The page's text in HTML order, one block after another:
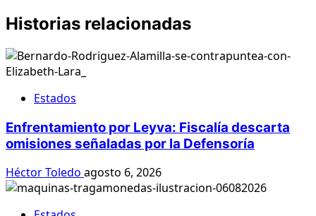
Historias relacionadas
Estados
Enfrentamiento por Leyva: Fiscalía descarta
omisiones señaladas por la Defensoría
Héctor Toledo agosto 6, 2026